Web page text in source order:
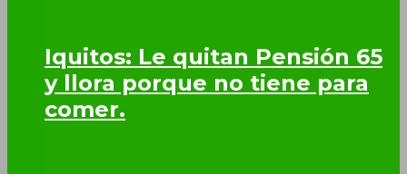
Iquitos: Le quitan Pensión 65
y llora porque no tiene para
comer.